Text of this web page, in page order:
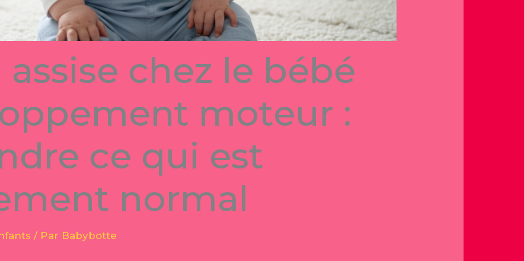
chez le bébé
moteur :
ce qui est
normal
/ Par Babybotte